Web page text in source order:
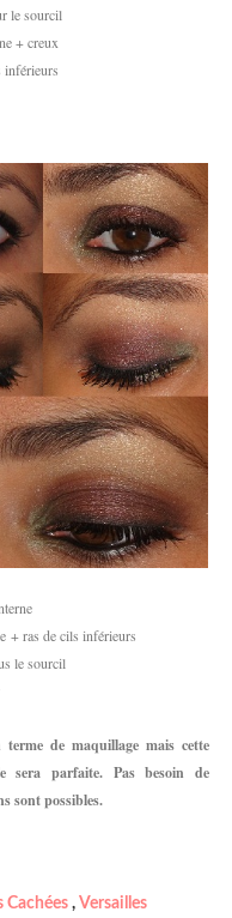
le sourcil
+ creux
inférieurs
+ ras de cils inférieurs
le sourcil
de maquillage mais cette
sera parfaite. Pas besoin de
sont possibles.
Cachées , Versailles